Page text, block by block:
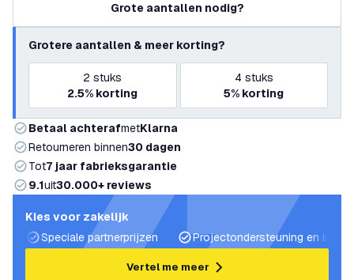
Grote aantallen nodig?
Grotere aantallen & meer korting?
2 stuks
2.5% korting
4 stuks
5% korting
Betaal achterafmetKlarna
Retourneren binnen30 dagen
Tot7 jaar fabrieksgarantie
9.1uit30.000+ reviews
Kies voor zakelijk
Speciale partnerprijzen
Projectondersteuning en
Vertel me meer